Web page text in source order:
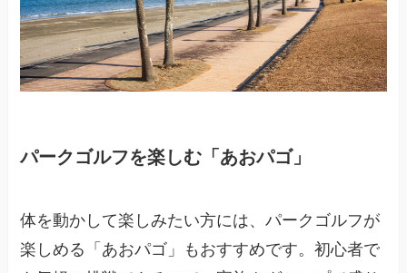
パークゴルフを楽しむ「あおパゴ」
体を動かして楽しみたい方には、パークゴルフが
楽しめる「あおパゴ」もおすすめです。初心者で